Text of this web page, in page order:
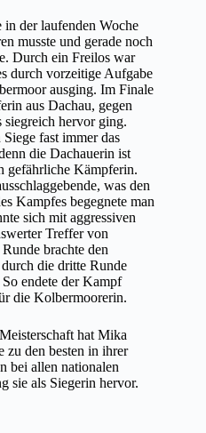
der laufenden Woche
musste und gerade noch
Durch ein Freilos war
durch vorzeitige Aufgabe
ausging. Im Finale
aus Dachau, gegen
hervor ging.
fast immer das
die Dachauerin ist
gefährliche Kämpferin.
was den
Kampfes begegnete man
sich mit aggressiven
Treffer von
brachte den
die dritte Runde
endete der Kampf
die Kolbermoorerin.
hat Mika
zu den besten in ihrer
bei allen nationalen
sie als Siegerin hervor.